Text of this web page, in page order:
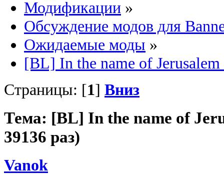
Модификации »
Обсуждение модов для
Ожидаемые моды »
[BL] In the name of
Страницы: [1] Вниз
Тема: [BL] In the name of
39136 раз)
Vanok